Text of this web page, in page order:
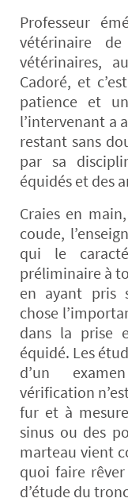
Professeur
vétérinaire
vétérinaires,
Cadoré, et
patience et
l’intervenant a
restant sans
par sa
équidés et des
Craies en
coude,
qui le
préliminaire à
en ayant pris
chose
dans la prise
équidé. Les
d’un
vérification
fur et à
sinus ou des
marteau vient
quoi faire rêver
d’étude du